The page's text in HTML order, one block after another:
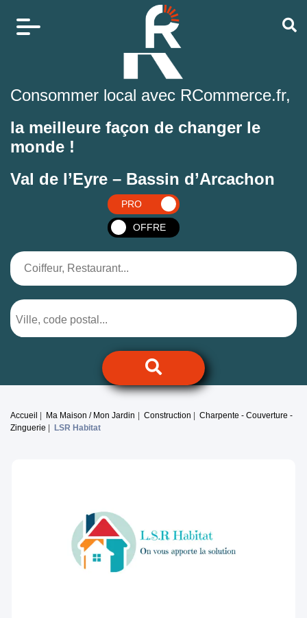
Consommer local avec RCommerce.fr,
la meilleure façon de changer le
monde !
Val de l’Eyre – Bassin d’Arcachon
PRO
OFFRE
Accueil Ma Maison / Mon Jardin Construction
Charpente - Couverture -
Zinguerie
LSR Habitat
Previous